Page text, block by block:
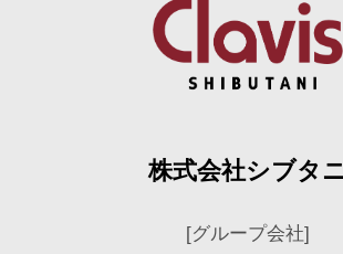
株式会社シブタ
[グループ会社]